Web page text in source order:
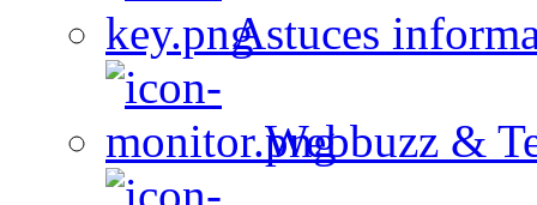
Astuces
Webbuzz &